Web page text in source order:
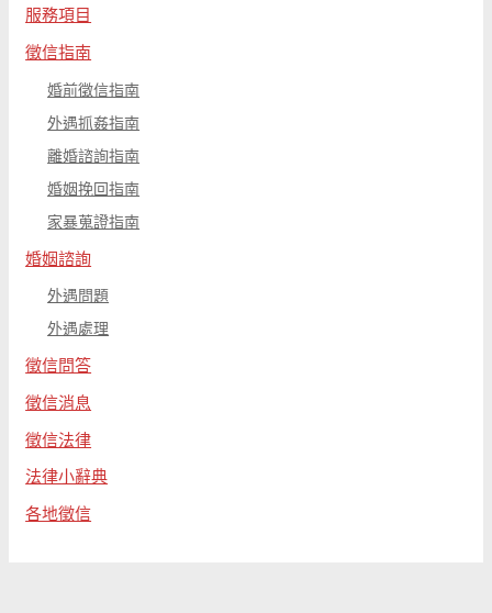
服務項目
徵信指南
婚前徵信指南
外遇抓姦指南
離婚諮詢指南
婚姻挽回指南
家暴蒐證指南
婚姻諮詢
外遇問題
外遇處理
徵信問答
徵信消息
徵信法律
法律小辭典
各地徵信